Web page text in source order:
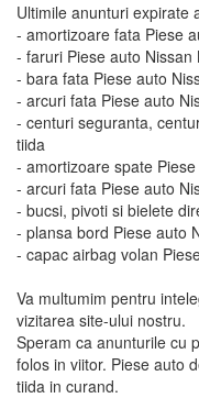
Ultimile anunturi expirate
- amortizoare fata Piese
- faruri Piese auto Nissan
- bara fata Piese auto
- arcuri fata Piese auto
- centuri seguranta,
tiida
- amortizoare spate
- arcuri fata Piese auto
- bucsi, pivoti si bielete
- plansa bord Piese auto
- capac airbag volan
Va multumim pentru
vizitarea site-ului nostru.
Speram ca anunturile cu
folos in viitor. Piese auto
tiida in curand.